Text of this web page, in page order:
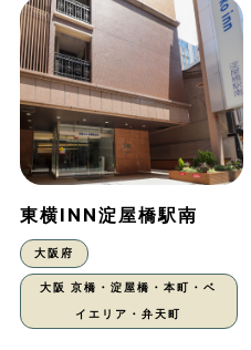
東横INN淀屋橋駅南
大阪府
大阪 京橋・淀屋橋・本町・ベ
イエリア・弁天町